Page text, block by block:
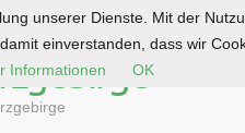
unserer Dienste. Mit der
einverstanden, dass wir
Informationen OK